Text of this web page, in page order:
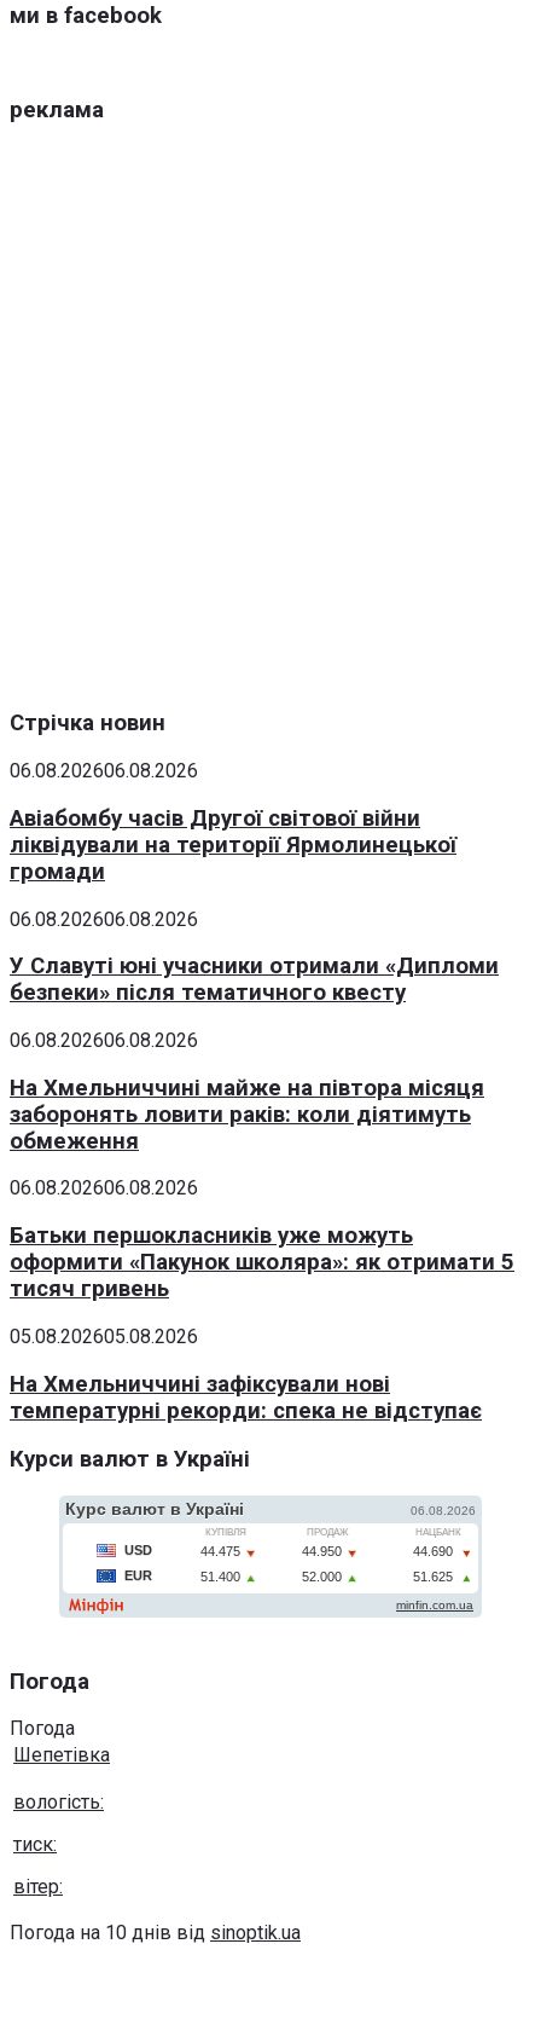
ми в facebook
реклама
Стрічка новин
06.08.202606.08.2026
Авіабомбу часів Другої світової війни
ліквідували на території Ярмолинецької
громади
06.08.202606.08.2026
У Славуті юні учасники отримали «Дипломи
безпеки» після тематичного квесту
06.08.202606.08.2026
На Хмельниччині майже на півтора місяця
заборонять ловити раків: коли діятимуть
обмеження
06.08.202606.08.2026
Батьки першокласників уже можуть
оформити «Пакунок школяра»: як отримати 5
тисяч гривень
05.08.202605.08.2026
На Хмельниччині зафіксували нові
температурні рекорди: спека не відступає
Курси валют в Україні
Погода
Погода
Шепетівка
вологість:
тиск:
вітер:
Погода на 10 днів від sinoptik.ua